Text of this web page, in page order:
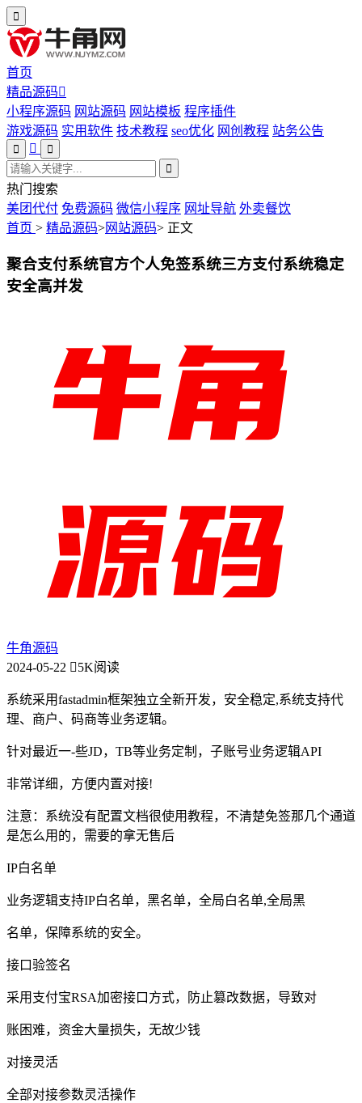
首页
精品源码
小程序源码 网站源码 网站模板 程序插件
游戏源码 实用软件 技术教程 seo优化 网创教程 站务公告
热门搜索
美团代付 免费源码 微信小程序 网址导航 外卖餐饮
首页 > 精品源码>网站源码> 正文
聚合支付系统官方个人免签系统三方支付系统稳定
安全高并发
牛角源码
2024-05-22
5K阅读
系统采用fastadmin框架独立全新开发，安全稳定,系统支持代
理、商户、码商等业务逻辑。
针对最近一-些JD，TB等业务定制，子账号业务逻辑API
非常详细，方便内置对接!
注意：系统没有配置文档很使用教程，不清楚免签那几个通道
是怎么用的，需要的拿无售后
IP白名单
业务逻辑支持IP白名单，黑名单，全局白名单,全局黑
名单，保障系统的安全。
接口验签名
采用支付宝RSA加密接口方式，防止篡改数据，导致对
账困难，资金大量损失，无故少钱
对接灵活
全部对接参数灵活操作